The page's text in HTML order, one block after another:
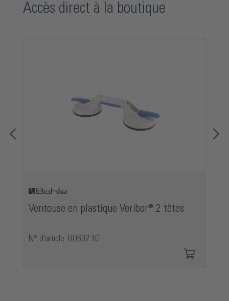
Ignorer la galerie de produits
Accès direct à la boutique
Ventouse en plastique Veribor® 2 têtes
N° d'article: BO602.1G